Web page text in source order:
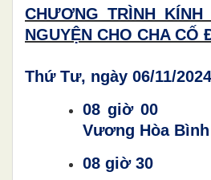
CHƯƠNG TRÌNH
NGUYỆN CHO CHA CỐ
Thứ Tư, ngày 06/11/
08 giờ 00
Vương Hòa
08 giờ 30